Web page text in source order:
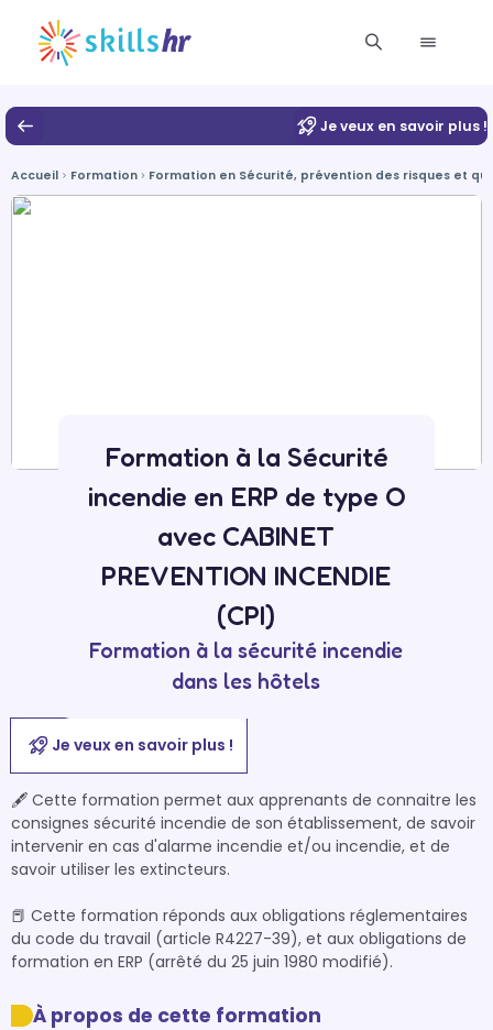
Je veux en savoir plus !
Accueil Formation Formation en Sécurité, prévention des risques et
Formation à la Sécurité
incendie en ERP de type O
avec CABINET
PREVENTION INCENDIE
(CPI)
Formation à la sécurité incendie
dans les hôtels
Je veux en savoir plus !
🖋 Cette formation permet aux apprenants de connaitre les
consignes sécurité incendie de son établissement, de savoir
intervenir en cas d'alarme incendie et/ou incendie, et de
savoir utiliser les extincteurs.
📕 Cette formation réponds aux obligations réglementaires
du code du travail (article R4227-39), et aux obligations de
formation en ERP (arrêté du 25 juin 1980 modifié).
À propos de cette formation